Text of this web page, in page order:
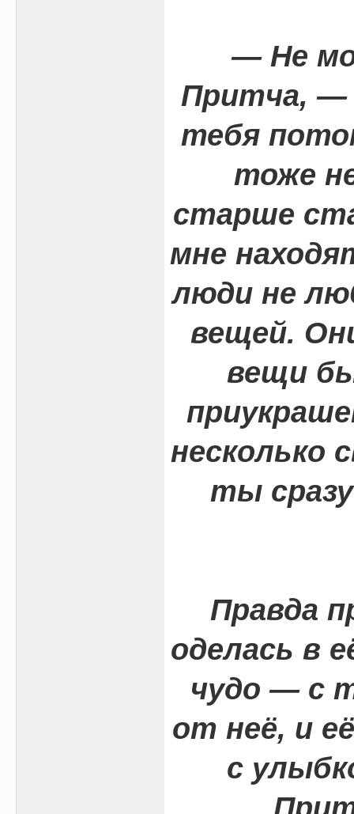
— Не
Притча, —
тебя
тоже
старше
мне
люди не
вещей.
вещи
несколько
ты
Правда
оделась в
чудо — с
от неё, и
с